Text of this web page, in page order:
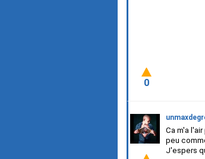
0
Ca m'a
peu
J'espers